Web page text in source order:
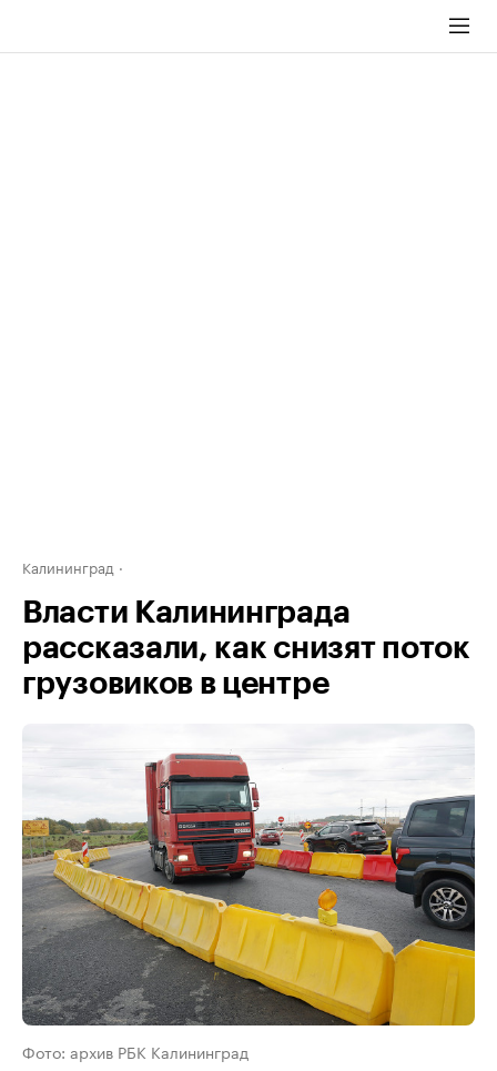
Калининград
Власти Калининграда
рассказали, как снизят поток
грузовиков в центре
Фото: архив РБК Калининград